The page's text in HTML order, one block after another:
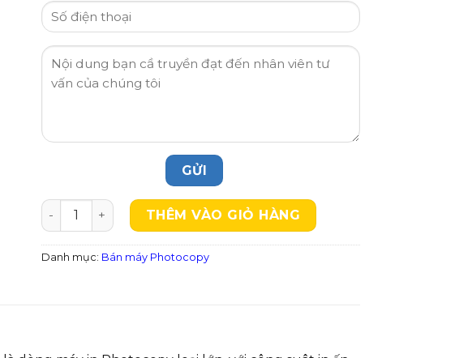
Máy photocopy FUJI XEROX Workcentre 5335 số lượng
THÊM VÀO GIỎ HÀNG
Danh mục: Bán máy Photocopy